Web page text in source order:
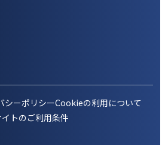
シーポリシーCookieの利用について
イトのご利用条件